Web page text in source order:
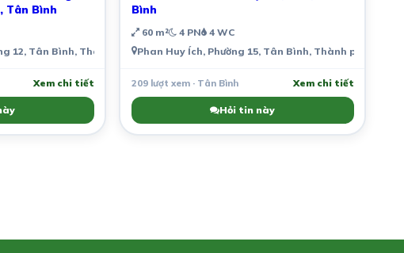
Tân Bình
12, Tân Bình, Thành phố Hồ Chí Minh, Việt Nam
Xem chi tiết
Bình
60 m² 4 PN 4 WC
Phan Huy Ích, Phường 15, Tân Bình, Thành phố Hồ
209 lượt xem · Tân Bình Xem chi tiết
Hỏi tin này